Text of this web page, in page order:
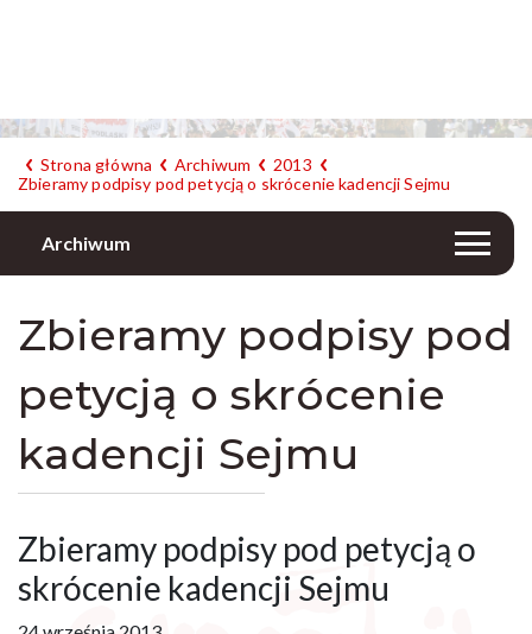
Strona główna Archiwum
2013
Zbieramy podpisy pod petycją o skrócenie kadencji Sejmu
Archiwum
Zbieramy podpisy pod
petycją o skrócenie
kadencji Sejmu
Zbieramy podpisy pod petycją o
skrócenie kadencji Sejmu